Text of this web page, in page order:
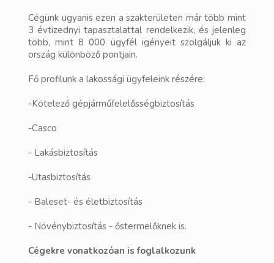
Cégünk ugyanis ezen a szakterületen már több mint
3 évtizednyi tapasztalattal rendelkezik, és jelenleg
több, mint 8 000 ügyfél igényeit szolgáljuk ki az
ország különböző pontjain.
Fő profilunk a lakossági ügyfeleink részére:
-Kötelező gépjárműfelelősségbiztosítás
-Casco
- Lakásbiztosítás
-Utasbiztosítás
- Baleset- és életbiztosítás
- Növénybiztosítás - őstermelőknek is.
Cégekre vonatkozóan is foglalkozunk